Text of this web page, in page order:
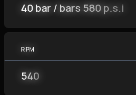
40 bar / bars 580 p.s.i
RPM
540